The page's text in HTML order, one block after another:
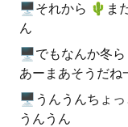
🖥それから 🌵️ま
ん
🖥でもなんか冬ら
あーまあそうだね
🖥うんうんちょっ
うんうん